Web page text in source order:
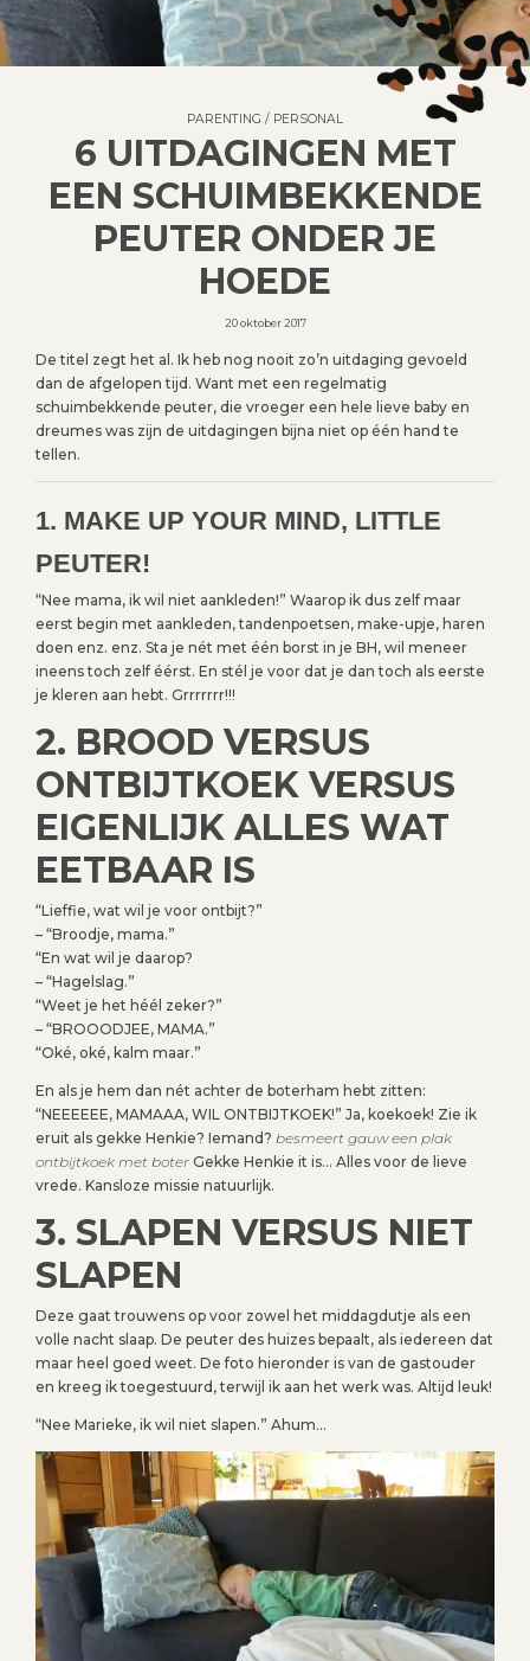
PARENTING / PERSONAL
6 UITDAGINGEN MET
EEN SCHUIMBEKKENDE
PEUTER ONDER JE
HOEDE
20 oktober 2017
De titel zegt het al. Ik heb nog nooit zo’n uitdaging gevoeld
dan de afgelopen tijd. Want met een regelmatig
schuimbekkende peuter, die vroeger een hele lieve baby en
dreumes was zijn de uitdagingen bijna niet op één hand te
tellen.
1. MAKE UP YOUR MIND, LITTLE
PEUTER!
“Nee mama, ik wil niet aankleden!” Waarop ik dus zelf maar
eerst begin met aankleden, tandenpoetsen, make-upje, haren
doen enz. enz. Sta je nét met één borst in je BH, wil meneer
ineens toch zelf éérst. En stél je voor dat je dan toch als eerste
je kleren aan hebt. Grrrrrrr!!!
2. BROOD VERSUS
ONTBIJTKOEK VERSUS
EIGENLIJK ALLES WAT
EETBAAR IS
“Lieffie, wat wil je voor ontbijt?”
– “Broodje, mama.”
“En wat wil je daarop?
– “Hagelslag.”
“Weet je het héél zeker?”
– “BROOODJEE, MAMA.”
“Oké, oké, kalm maar.”
En als je hem dan nét achter de boterham hebt zitten:
“NEEEEEE, MAMAAA, WIL ONTBIJTKOEK!” Ja, koekoek! Zie ik
eruit als gekke Henkie? Iemand? besmeert gauw een plak
ontbijtkoek met boter Gekke Henkie it is… Alles voor de lieve
vrede. Kansloze missie natuurlijk.
3. SLAPEN VERSUS NIET
SLAPEN
Deze gaat trouwens op voor zowel het middagdutje als een
volle nacht slaap. De peuter des huizes bepaalt, als iedereen dat
maar heel goed weet. De foto hieronder is van de gastouder
en kreeg ik toegestuurd, terwijl ik aan het werk was. Altijd leuk!
“Nee Marieke, ik wil niet slapen.” Ahum…